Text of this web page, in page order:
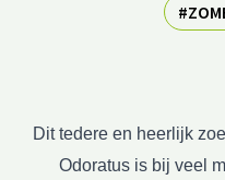
Dit tedere en heerlijk
Odoratus is bij veel